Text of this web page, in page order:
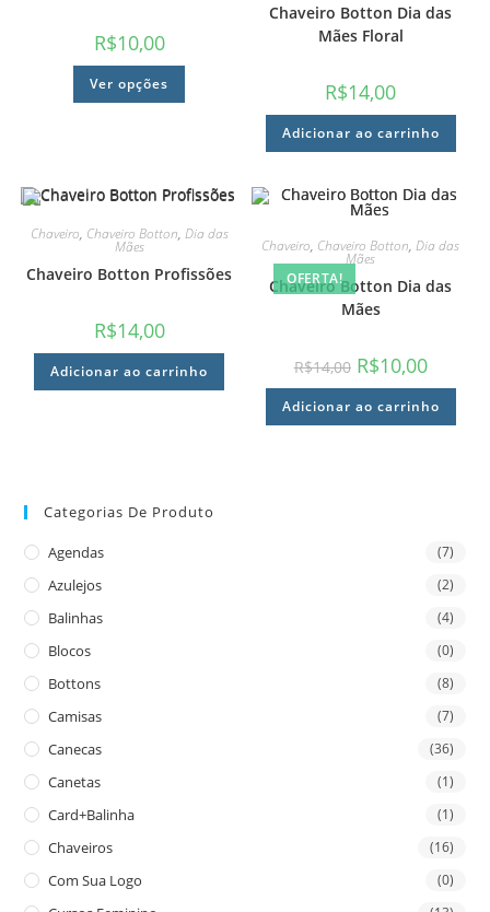
R$10,00
Ver opções
Chaveiro Botton Dia das
Mães Floral
R$14,00
Adicionar ao carrinho
Chaveiro, Chaveiro Botton, Dia das
Mães
Chaveiro Botton Profissões
R$14,00
Adicionar ao carrinho
OFERTA!
Chaveiro, Chaveiro Botton,Dia das
Mães
Chaveiro Botton Dia das
Mães
R$14,00 R$10,00
Adicionar ao carrinho
Categorias De Produto
Agendas (7)
Azulejos (2)
Balinhas (4)
Blocos (0)
Bottons (8)
Camisas (7)
Canecas (36)
Canetas (1)
Card+Balinha (1)
Chaveiros (16)
Com Sua Logo (0)